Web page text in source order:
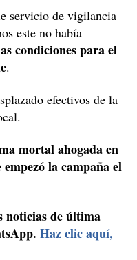
servicio de vigilancia
este no había
condiciones para el
.
efectivos de la
mortal ahogada en
empezó la campaña el
noticias de última
Haz clic aquí,